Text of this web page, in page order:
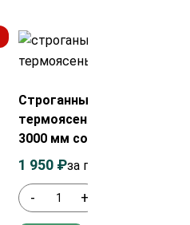
Строганный брусок из
термоясеня 40х50х600-
3000 мм сорт Экстра
- +
1 950 ₽за п.м.